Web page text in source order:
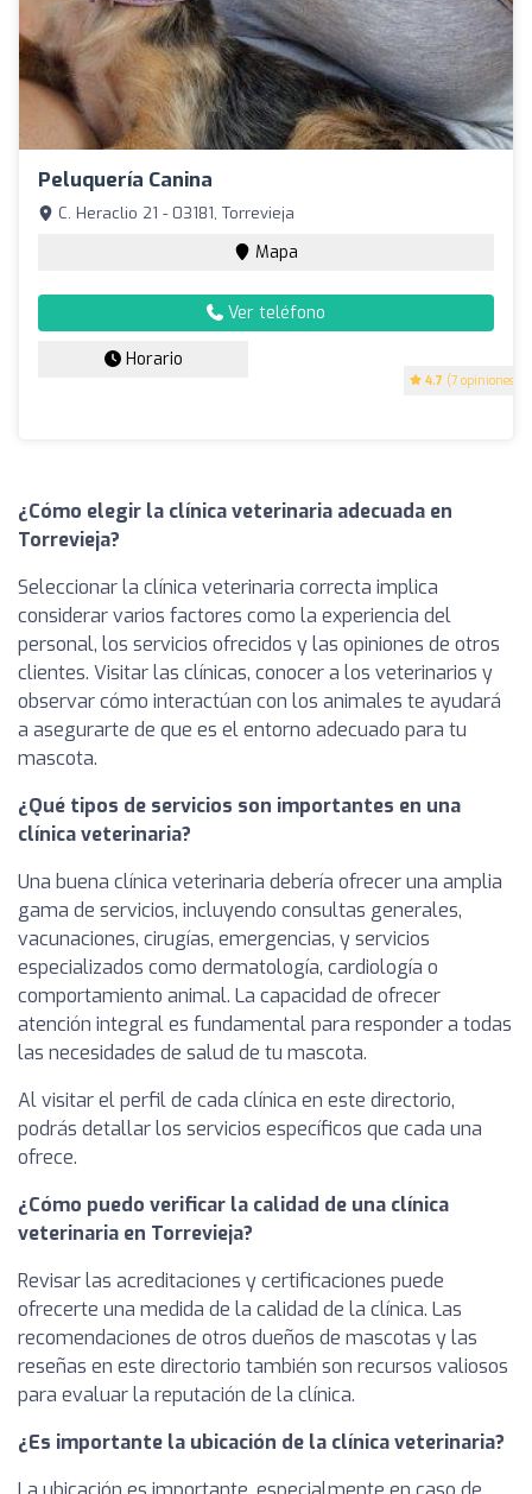
Peluquería Canina
4.7 (7 opiniones)
C. Heraclio 21 - 03181, Torrevieja
Mapa
Ver teléfono
Horario
¿Cómo elegir la clínica veterinaria adecuada en
Torrevieja?
Seleccionar la clínica veterinaria correcta implica
considerar varios factores como la experiencia del
personal, los servicios ofrecidos y las opiniones de otros
clientes. Visitar las clínicas, conocer a los veterinarios y
observar cómo interactúan con los animales te ayudará
a asegurarte de que es el entorno adecuado para tu
mascota.
¿Qué tipos de servicios son importantes en una
clínica veterinaria?
Una buena clínica veterinaria debería ofrecer una amplia
gama de servicios, incluyendo consultas generales,
vacunaciones, cirugías, emergencias, y servicios
especializados como dermatología, cardiología o
comportamiento animal. La capacidad de ofrecer
atención integral es fundamental para responder a todas
las necesidades de salud de tu mascota.
Al visitar el perfil de cada clínica en este directorio,
podrás detallar los servicios específicos que cada una
ofrece.
¿Cómo puedo verificar la calidad de una clínica
veterinaria en Torrevieja?
Revisar las acreditaciones y certificaciones puede
ofrecerte una medida de la calidad de la clínica. Las
recomendaciones de otros dueños de mascotas y las
reseñas en este directorio también son recursos valiosos
para evaluar la reputación de la clínica.
¿Es importante la ubicación de la clínica veterinaria?